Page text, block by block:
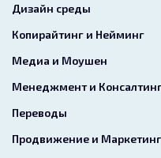
Дизайн среды
Копирайтинг и Нейминг
Медиа и Моушен
Менеджмент и
Переводы
Продвижение и Маркетинг